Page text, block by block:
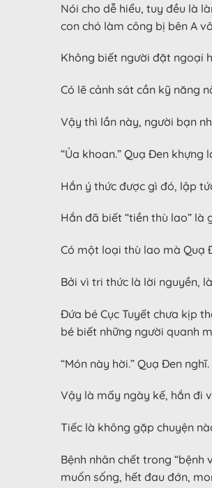
Nói cho dễ hiểu, tuy đều là
con chó làm công bị bên A
Không biết người đặt ngoại
Có lẽ cảnh sát cần kỹ năng
Vậy thì lần này, người bạn
“Ủa khoan.” Quạ Đen khựng
Hắn ý thức được gì đó, lập
Hắn đã biết “tiền thù lao” là
Có một loại thù lao mà Quạ
Bởi vì tri thức là lời nguyền,
Đứa bé Cục Tuyết chưa kịp
bé biết những người quanh
“Món này hời.” Quạ Đen nghĩ.
Vậy là mấy ngày kế, hắn đi
Tiếc là không gặp chuyện
Bệnh nhân chết trong
muốn sống, hết đau đớn,